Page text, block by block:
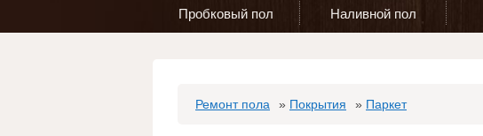
Пробковый пол Наливной пол
Ремонт пола » Покрытия » Паркет